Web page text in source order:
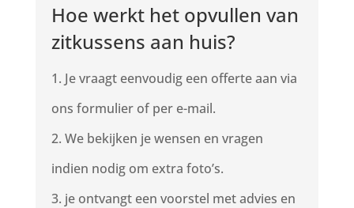
Hoe werkt het opvullen van
zitkussens aan huis?
Je vraagt eenvoudig een offerte aan via
ons formulier of per e-mail.
We bekijken je wensen en vragen
indien nodig om extra foto’s.
je ontvangt een voorstel met advies en